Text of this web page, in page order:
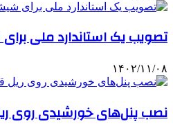
تصویب یک استاندارد ملی
۱۴۰۲/۱۱/۰۸
نصب پنل‌های خورشیدی روی